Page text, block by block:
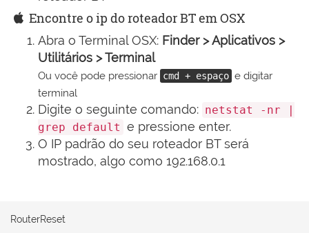
Encontre o ip do roteador BT em OSX
Abra o Terminal OSX: Finder > Aplicativos >
Utilitários > Terminal
Ou você pode pressionar cmd + espaço e digitar
terminal
Digite o seguinte comando: netstat -nr |
grep default e pressione enter.
O IP padrão do seu roteador BT será
mostrado, algo como 192.168.0.1
RouterReset